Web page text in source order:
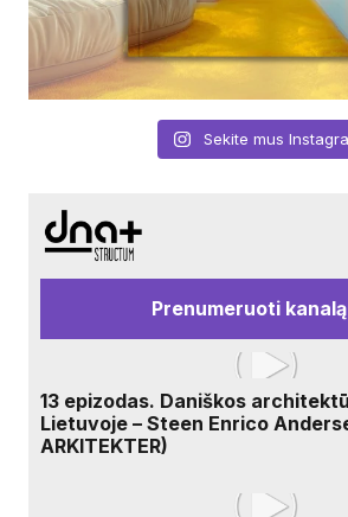
Sekite mus
Prenumeruoti kanalą
13 epizodas. Daniškos
Lietuvoje – Steen Enrico
ARKITEKTER)